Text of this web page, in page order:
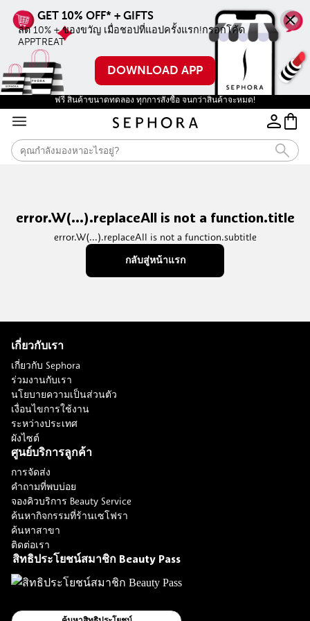
ลด 10% + ของขวัญ เมื่อชอปที่แอปครั้งแรก!กรอกโค้ด
APPTREAT
DOWNLOAD APP
ฟรี สินค้าขนาดทดลอง ทุกการสั่งซื้อ จนกว่าสินค้าจะหมด!
error.W(...).replaceAll is not a function.title
error.W(...).replaceAll is not a function.subtitle
กลับสู่หน้าแรก
เกี่ยวกับเรา
เกี่ยวกับ Sephora
ร่วมงานกับเรา
นโยบายความเป็นส่วนตัว
เงื่อนไขการใช้งาน
ระหว่างประเทศ
ผังไซต์
ศูนย์บริการลูกค้า
การจัดส่ง
คำถามที่พบบ่อย
จองคิวบริการ Beauty Service
ค้นหากิจกรรมที่ร้านเซโฟรา
ค้นหาสาขา
ติดต่อเรา
สิทธิประโยชน์สมาชิก Beauty Pass